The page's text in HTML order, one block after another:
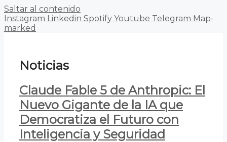
Saltar al contenido
Instagram Linkedin Spotify Youtube Telegram Map-
marked
Noticias
Claude Fable 5 de Anthropic: El
Nuevo Gigante de la IA que
Democratiza el Futuro con
Inteligencia y Seguridad